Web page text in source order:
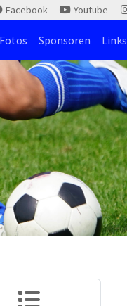
Facebook Youtube
Fotos Sponsoren Links